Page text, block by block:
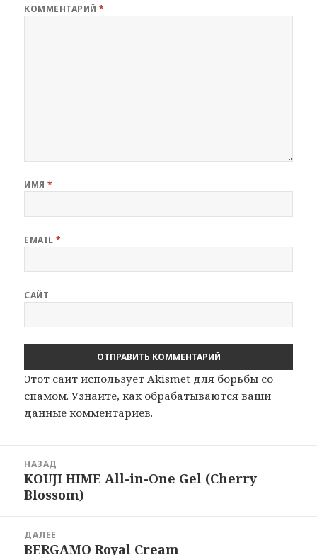
КОММЕНТАРИЙ*
ИМЯ*
EMAIL*
САЙТ
Этот сайт использует Akismet для борьбы со
спамом.Узнайте, как обрабатываются ваши
данные комментариев.
записям
НАЗАД
Предыдущая
запись:
KOUJI HIME All-in-One Gel (Cherry
Blossom)
ДАЛЕЕ
Следующая
BERGAMO Royal Cream